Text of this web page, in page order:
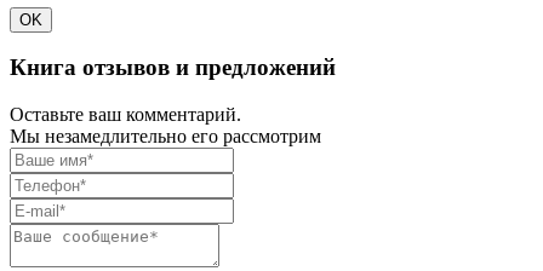
OK
Книга отзывов и предложений
Оставьте ваш комментарий.
Мы незамедлительно его рассмотрим